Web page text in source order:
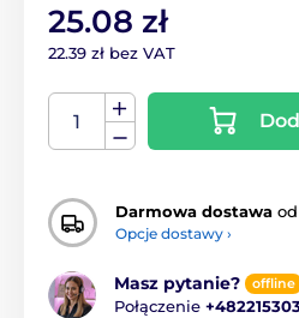
25.08 zł
22.39 zł bez VAT
Darmowa dostawa od
Opcje dostawy ›
Masz pytanie? offline
Połączenie